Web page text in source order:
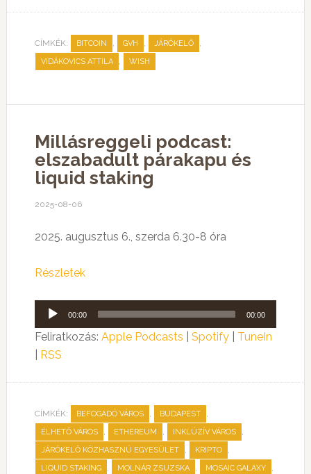
CÍMKÉK: BITCOIN , GVH , JÁRÓKELŐ ,
VIDÁKOVICS ATTILA , WISH
Millásreggeli podcast:
elszabadult párakapu és
liquid staking
2025-08-06
2025. augusztus 6., szerda 6.30-8 óra
Részletek
Audió
lejátszó
00:00 00:00
Feliratkozás: Apple Podcasts Spotify| TuneIn
RSS
CÍMKÉK: BEFOGADÓ VÁROS , BUDAPEST ,
ÉLHETŐ VÁROS , ETHEREUM , INKLÚZÍV VÁROS ,
JÁRÓKELŐ KÖZHASZNÚ EGYESÜLET , KRIPTO ,
LIQUID STAKING , MOLNÁR ZSUZSKA , MOSAIC GALAXY ,